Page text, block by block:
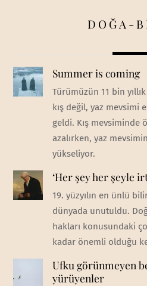
DOĞA-
Summer is coming
Türümüzün 11 bin
kış değil, yaz mevsimi
geldi. Kış mevsiminde
azalırken, yaz
yükseliyor.
‘Her şey her şeyle
19. yüzyılın en ünlü
dünyada unutuldu.
hakları konusundaki
kadar önemli olduğu
Ufku görünmeyen
yürüyenler